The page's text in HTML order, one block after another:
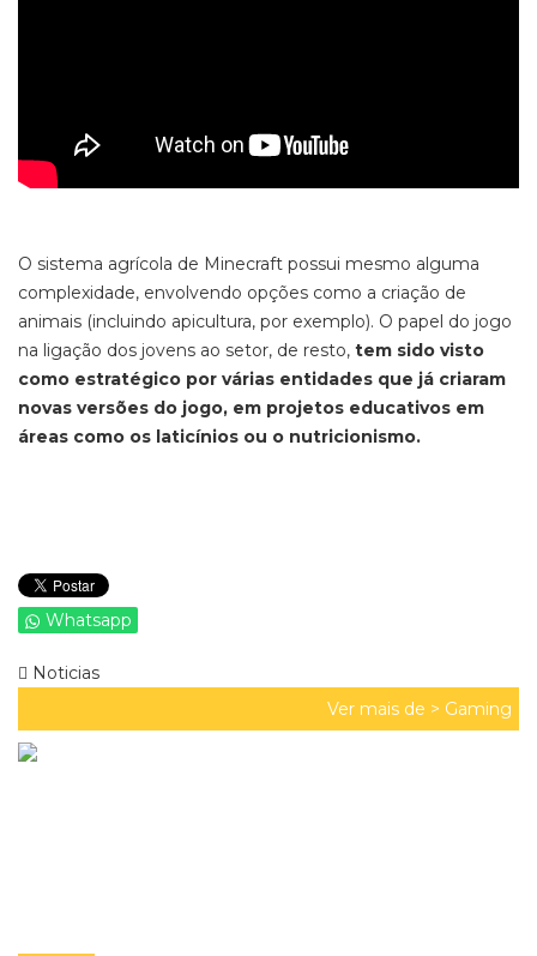
O sistema agrícola de Minecraft possui mesmo alguma
complexidade, envolvendo opções como a criação de
animais (incluindo apicultura, por exemplo). O papel do jogo
na ligação dos jovens ao setor, de resto, tem sido visto
como estratégico por várias entidades que já criaram
novas versões do jogo, em projetos educativos em
áreas como os laticínios ou o nutricionismo.
Whatsapp
Noticias
Ver mais de > Gaming